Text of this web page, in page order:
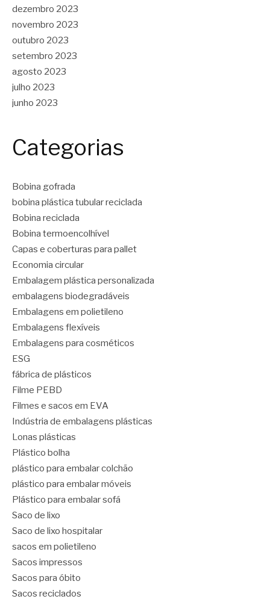
dezembro 2023
novembro 2023
outubro 2023
setembro 2023
agosto 2023
julho 2023
junho 2023
Categorias
Bobina gofrada
bobina plástica tubular reciclada
Bobina reciclada
Bobina termoencolhível
Capas e coberturas para pallet
Economia circular
Embalagem plástica personalizada
embalagens biodegradáveis
Embalagens em polietileno
Embalagens flexíveis
Embalagens para cosméticos
ESG
fábrica de plásticos
Filme PEBD
Filmes e sacos em EVA
Indústria de embalagens plásticas
Lonas plásticas
Plástico bolha
plástico para embalar colchão
plástico para embalar móveis
Plástico para embalar sofá
Saco de lixo
Saco de lixo hospitalar
sacos em polietileno
Sacos impressos
Sacos para óbito
Sacos reciclados